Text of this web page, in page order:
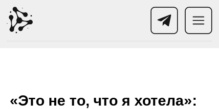
«Это не то, что я хотела»: